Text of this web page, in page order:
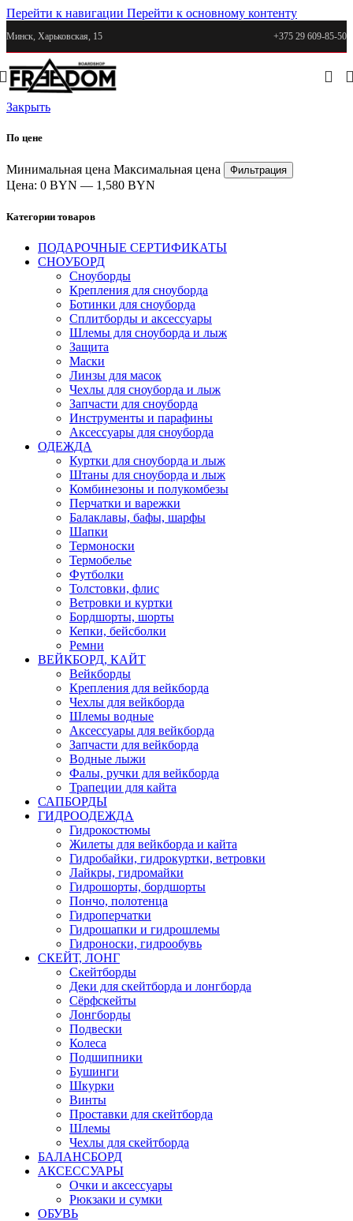
Перейти к навигации Перейти к основному контенту
Минск, Харьковская, 15 +375 29 609-85-50
Закрыть
По цене
Минимальная цена Максимальная цена Фильтрация
Цена: 0 BYN — 1,580 BYN
Категории товаров
ПОДАРОЧНЫЕ СЕРТИФИКАТЫ
СНОУБОРД
Сноуборды
Крепления для сноуборда
Ботинки для сноуборда
Сплитборды и аксессуары
Шлемы для сноуборда и лыж
Защита
Маски
Линзы для масок
Чехлы для сноуборда и лыж
Запчасти для сноуборда
Инструменты и парафины
Аксессуары для сноуборда
ОДЕЖДА
Куртки для сноуборда и лыж
Штаны для сноуборда и лыж
Комбинезоны и полукомбезы
Перчатки и варежки
Балаклавы, бафы, шарфы
Шапки
Термоноски
Термобелье
Футболки
Толстовки, флис
Ветровки и куртки
Бордшорты, шорты
Кепки, бейсболки
Ремни
ВЕЙКБОРД, КАЙТ
Вейкборды
Крепления для вейкборда
Чехлы для вейкборда
Шлемы водные
Аксессуары для вейкборда
Запчасти для вейкборда
Водные лыжи
Фалы, ручки для вейкборда
Трапеции для кайта
САПБОРДЫ
ГИДРООДЕЖДА
Гидрокостюмы
Жилеты для вейкборда и кайта
Гидробайки, гидрокуртки, ветровки
Лайкры, гидромайки
Гидрошорты, бордшорты
Пончо, полотенца
Гидроперчатки
Гидрошапки и гидрошлемы
Гидроноски, гидрообувь
СКЕЙТ, ЛОНГ
Скейтборды
Деки для скейтборда и лонгборда
Сёрфскейты
Лонгборды
Подвески
Колеса
Подшипники
Бушинги
Шкурки
Винты
Проставки для скейтборда
Шлемы
Чехлы для скейтборда
БАЛАНСБОРД
АКСЕССУАРЫ
Очки и аксессуары
Рюкзаки и сумки
ОБУВЬ